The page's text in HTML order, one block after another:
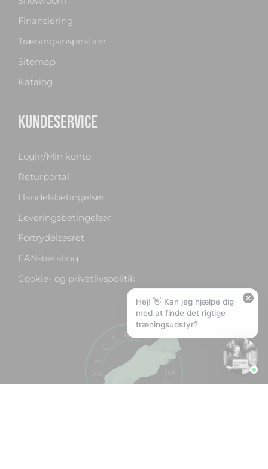
Finansiering
Træningsinspiration
Sitemap
Katalog
KUNDESERVICE
Login/Min konto
Returportal
Handelsbetingelser
Leveringsbetingelser
Fortrydelsesret
EAN-betaling
Cookie- og privatlivspolitik
Hej! 👋 Kan jeg hjælpe dig
med at finde det rigtige
træningsudstyr?
Chat med os
Svar inden for sekunder
Hej! Hvad kan jeg hjælpe med?
Stil mig et spørgsmål om vores produkter,
levering eller returnering — jeg er klar!
❤️